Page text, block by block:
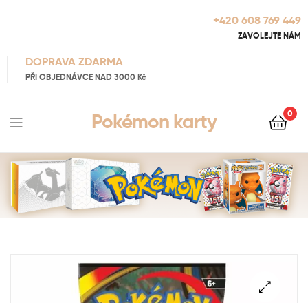
+420 608 769 449
ZAVOLEJTE NÁM
DOPRAVA ZDARMA
PŘI OBJEDNÁVCE NAD 3000 Kč
Pokémon karty 0